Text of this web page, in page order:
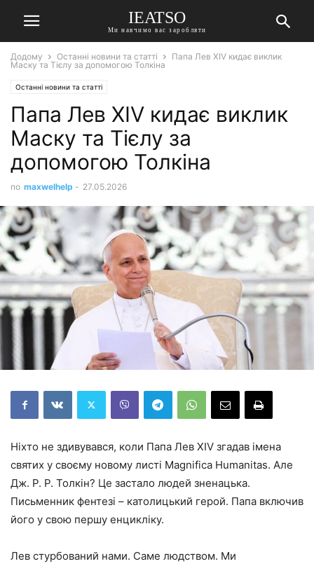
IEATSO
Ми навчимо вас заробляти
Додому Останні новини та статті
Папа Лев XIV кидає виклик
Маску та Тієлу за допомогою Толкіна
Останні новини та статті
Папа Лев XIV кидає виклик
Маску та Тієлу за
допомогою Толкіна
по maxwelhelp - 27.05.2026
Ніхто не здивувався, коли Папа Лев XIV згадав імена
святих у своєму новому листі Magnifica Humanitas. Але
Дж. Р. Р. Толкін? Це застало людей зненацька.
Письменник фентезі – католицький герой. Папа включив
його у свою першу енцикліку.
Лев стурбований нами. Саме людством. Ми